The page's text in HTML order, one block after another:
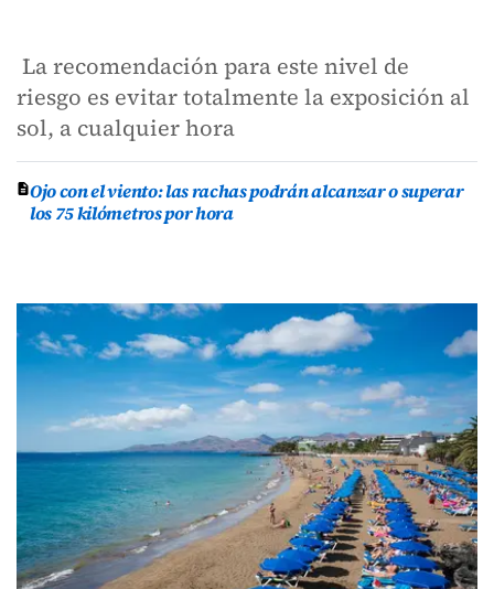
La recomendación para este nivel de
riesgo es evitar totalmente la exposición al
sol, a cualquier hora
Ojo con el viento: las rachas podrán alcanzar o superar
los 75 kilómetros por hora